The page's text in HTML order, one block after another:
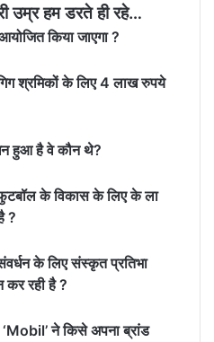
उम्र हम डरते ही रहे…
किया जाएगा ?
श्रमिकों के लिए 4 लाख रुपये
हुआ है वे कौन थे?
के विकास के लिए के ला
?
के लिए संस्कृत प्रतिभा
कर रही है ?
ने किसे अपना ब्रांड